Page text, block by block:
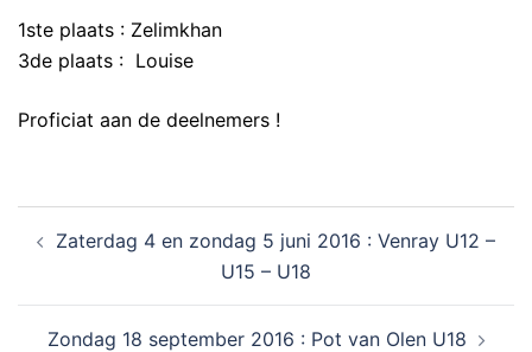
1ste plaats : Zelimkhan
3de plaats : Louise
Proficiat aan de deelnemers !
Zaterdag 4 en zondag 5 juni 2016 : Venray U12 –
U15 – U18
Zondag 18 september 2016 : Pot van Olen U18